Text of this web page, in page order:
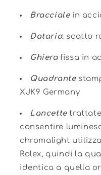
Bracciale in
Datario: scatto
Ghierafissa in
Quadrante
XJK9 Germany
Lancette
consentire
chromalight
Rolex, quindi la
identica a quella